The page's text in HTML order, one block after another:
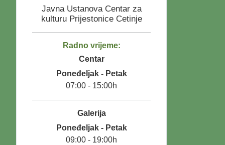
Javna Ustanova Centar za
kulturu Prijestonice Cetinje
Radno vrijeme:
Centar
Poneđeljak - Petak
07:00 - 15:00h
Galerija
Poneđeljak - Petak
09:00 - 19:00h